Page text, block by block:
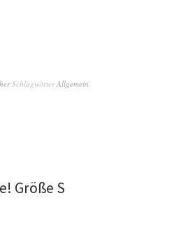
SchlagwörterAllgemein
Größe S